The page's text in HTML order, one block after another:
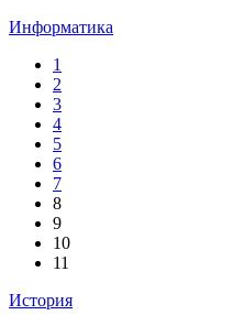
Информатика
1
2
3
4
5
6
7
8
9
10
11
История